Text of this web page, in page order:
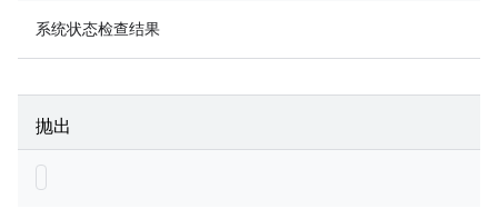
系统状态检查结果
抛出